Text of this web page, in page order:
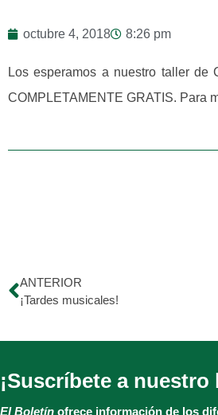
octubre 4, 2018 8:26 pm
Los esperamos a nuestro taller
COMPLETAMENTE GRATIS. Para
ANTERIOR
¡Tardes musicales!
¡Suscríbete a
El Boletín ofrece información de los